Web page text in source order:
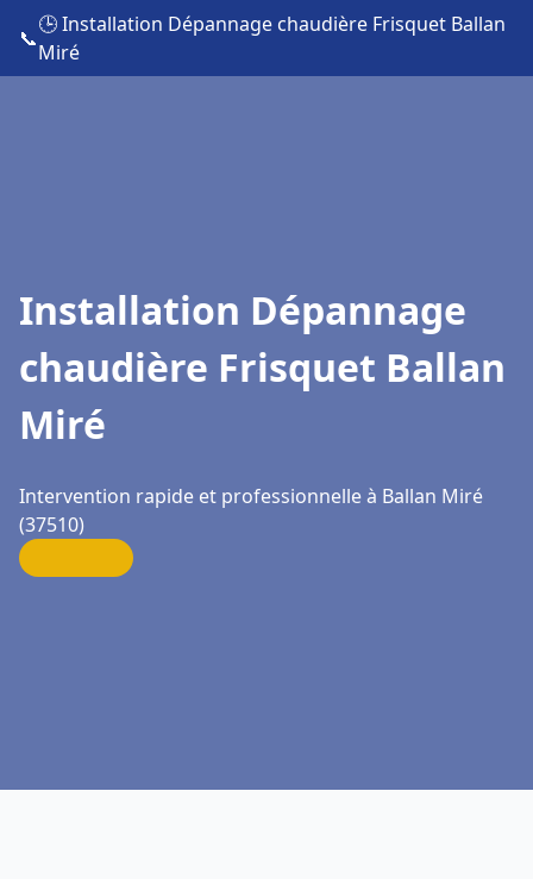
📞
🕒 Installation Dépannage chaudière Frisquet Ballan
Miré
Installation Dépannage
chaudière Frisquet Ballan
Miré
Intervention rapide et professionnelle à Ballan Miré
(37510)